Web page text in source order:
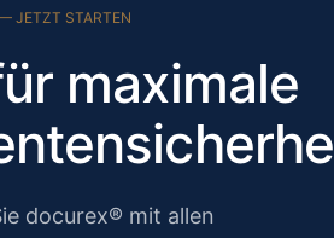
JETZT STARTEN
maximale
docurex® mit allen